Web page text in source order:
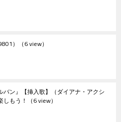
） （6 view）
バン』【挿入歌】（ダイアナ・アクシ
もう！ （6 view）